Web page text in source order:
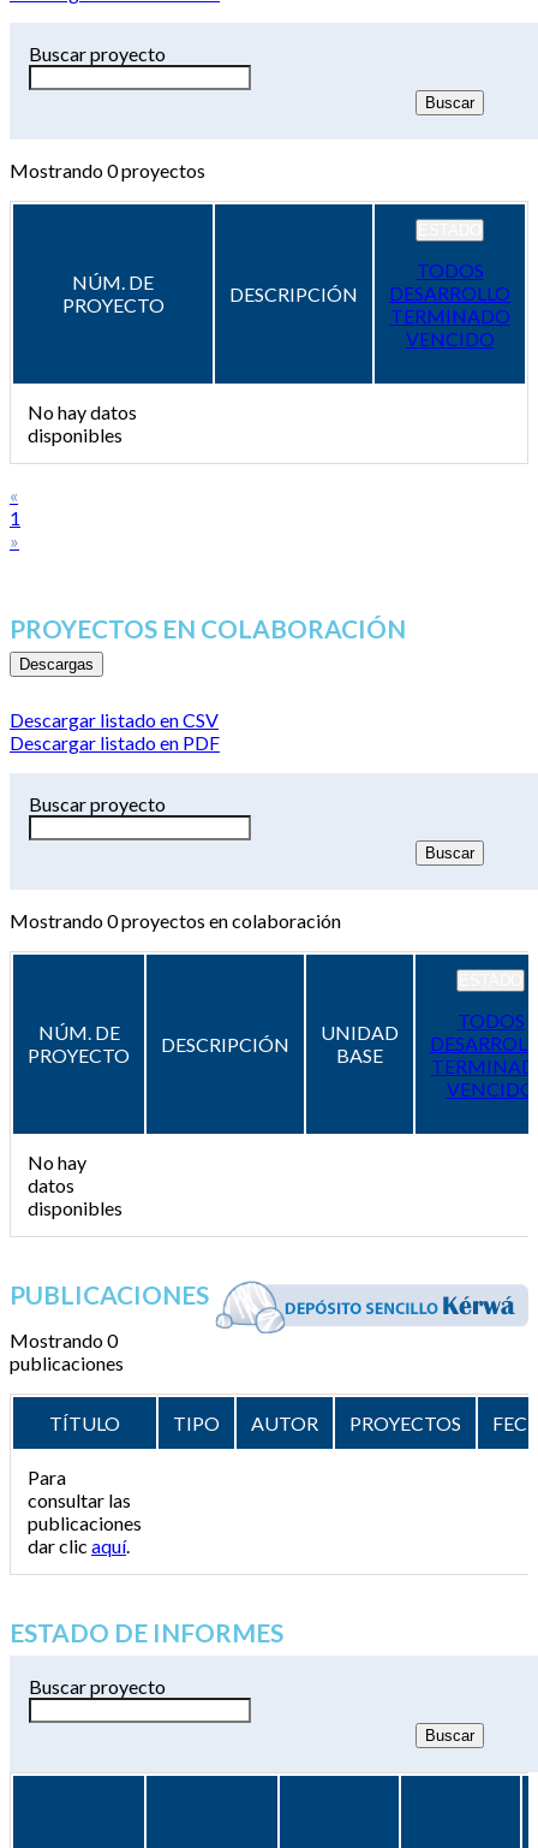
Buscar proyecto
Mostrando0proyectos
NÚM. DE
PROYECTO
DESCRIPCIÓN
TODOS
DESARROLLO
TERMINADO
VENCIDO
No hay datos
disponibles
«
1
»
PROYECTOS EN COLABORACIÓN
Descargas
Descargar listado en CSV
Descargar listado en PDF
Buscar proyecto
Mostrando0proyectos en colaboración
NÚM. DE
PROYECTO
DESCRIPCIÓN
UNIDAD
BASE
TODOS
VENCIDO
No hay
datos
disponibles
PUBLICACIONES
Mostrando 0
publicaciones
TÍTULO TIPO AUTOR PROYECTOS
Para
consultar las
publicaciones
dar clic aquí.
ESTADO DE INFORMES
Buscar proyecto